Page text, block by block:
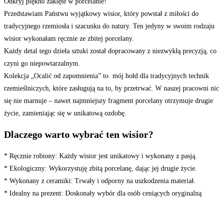
Przedstawiam Państwu wyjątkowy wisior, który powstał z miłości do
tradycyjnego rzemiosła i szacunku do natury. Ten jedyny w swoim rodzaju
wisior wykonałam ręcznie ze zbitej porcelany.
Każdy detal tego dzieła sztuki został dopracowany z niezwykłą precyzją, co
czyni go niepowtarzalnym.
Kolekcja „Ocalić od zapomnienia” to mój hołd dla tradycyjnych technik
rzemieślniczych, które zasługują na to, by przetrwać. W naszej pracowni nic
się nie marnuje – nawet najmniejszy fragment porcelany otrzymuje drugie
życie, zamieniając się w unikatową ozdobę.
Dlaczego warto wybrać ten wisior?
* Ręcznie robiony: Każdy wisior jest unikatowy i wykonany z pasją.
* Ekologiczny: Wykorzystuję zbitą porcelanę, dając jej drugie życie.
* Wykonany z ceramiki: Trwały i odporny na uszkodzenia materiał.
* Idealny na prezent: Doskonały wybór dla osób ceniących oryginalną